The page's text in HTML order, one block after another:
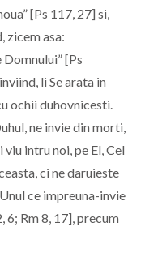
[Ps 117, 27] si,
zicem asa:
[Ps
li Se arata in
ochii duhovnicesti.
ne invie din morti,
viu intru noi, pe El, Cel
ci ne daruieste
ce impreuna-invie
6; Rm 8, 17], precum